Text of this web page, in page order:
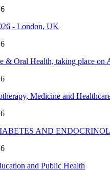
- London, UK
& Oral Health, taking place
Medicine and
AND
and Public Health